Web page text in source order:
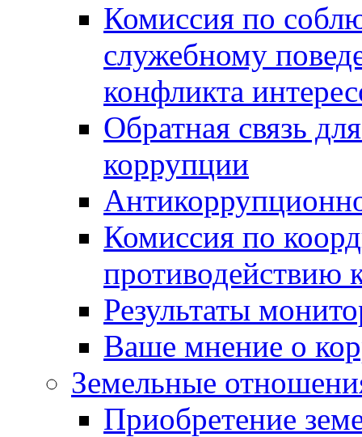
Комиссия по
служебному
конфликта
Обратная связь
коррупции
Комиссия по
противодействию
Результаты
Ваше мнение о
Земельные
Приобретение